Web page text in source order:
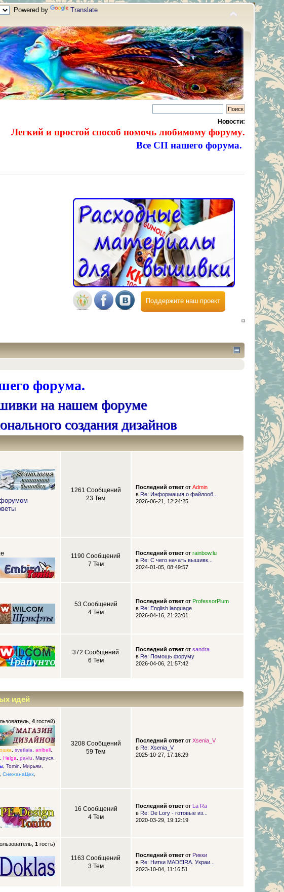
Powered by Translate
Новости:
Легкий и простой способ помочь любимому форуму.
Все СП нашего форума.
Поддержите наш проект
форума.
на нашем форуме
создания дизайнов
форумом
1261 Сообщений
23 Тем
Последний ответот Admin
в Re: Информация о файлооб...
2026-06-21, 12:24:25
1190 Сообщений
7 Тем
Последний ответот rainbow.lu
в Re: С чего начать вышивк...
2024-01-05, 08:49:57
53 Сообщений
4 Тем
Последний ответот ProfessorPlum
в Re: English language
2026-04-16, 21:23:01
372 Сообщений
6 Тем
Последний ответот sandra
в Re: Помощь форуму
2026-04-06, 21:57:42
идей
4 гостей)
, svetlaia, anibell,
, Helga, pavlu, Маруся,
, Tomin, Мирьям,
СнежанаЦех,
3208 Сообщений
59 Тем
Последний ответот Xsenia_V
в Re: Xsenia_V
2025-10-27, 17:16:29
16 Сообщений
4 Тем
Последний ответот
La Ra
в Re: De Lory - готовые из...
2020-03-29, 19:12:19
1 гость)
1163 Сообщений
3 Тем
Последний ответот Рикки
в Re: Нитки MADEIRA. Украи...
2023-10-04, 11:16:51